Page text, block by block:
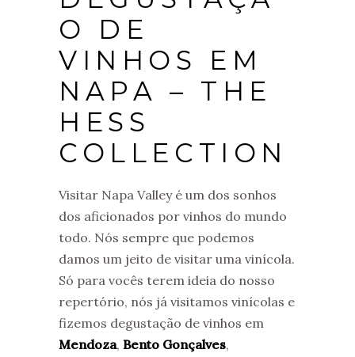
O DE
VINHOS EM
NAPA – THE
HESS
COLLECTION
Visitar Napa Valley é um dos sonhos
dos aficionados por vinhos do mundo
todo. Nós sempre que podemos
damos um jeito de visitar uma vinícola.
Só para vocês terem ideia do nosso
repertório, nós já visitamos vinícolas e
fizemos degustação de vinhos em
Mendoza, Bento Gonçalves,